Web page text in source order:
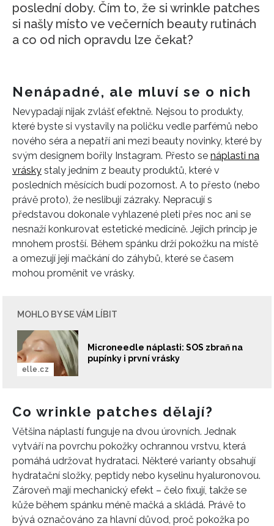
poslední doby. Čím to, že si wrinkle patches
si našly místo ve večerních beauty rutinách
a co od nich opravdu lze čekat?
Nenápadné, ale mluví se o nich
Nevypadají nijak zvlášť efektně. Nejsou to produkty,
které byste si vystavily na poličku vedle parfémů nebo
nového séra a nepatří ani mezi beauty novinky, které by
svým designem bořily Instagram. Přesto se náplasti na
vrásky staly jedním z beauty produktů, které v
posledních měsících budí pozornost. A to přesto (nebo
právě proto), že neslibují zázraky. Nepracují s
představou dokonale vyhlazené pleti přes noc ani se
nesnaží konkurovat estetické medicíně. Jejich princip je
mnohem prostší. Během spánku drží pokožku na místě
a omezují její mačkání do záhybů, které se časem
mohou proměnit ve vrásky.
MOHLO BY SE VÁM LÍBIT
Microneedle náplasti: SOS zbraň na
pupínky i první vrásky
elle.cz
Co wrinkle patches dělají?
Většina náplastí funguje na dvou úrovních. Jednak
vytváří na povrchu pokožky ochrannou vrstvu, která
pomáhá udržovat hydrataci. Některé varianty obsahují
hydratační složky, peptidy nebo kyselinu hyaluronovou.
Zároveň mají mechanický efekt – čelo fixují, takže se
kůže během spánku méně mačká a skládá. Právě to
bývá označováno za hlavní důvod, proč pokožka po